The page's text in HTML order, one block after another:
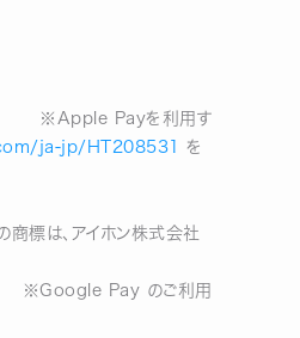
用す
ja-jp/HT208531
を
。
式会社
利用